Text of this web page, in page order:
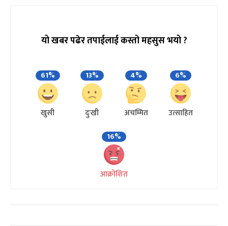
यो खबर पढेर तपाईलाई कस्तो महसुस भयो ?
61%
खुसी
13%
दुःखी
4%
अचम्मित
6%
उत्साहित
16%
आक्रोशित